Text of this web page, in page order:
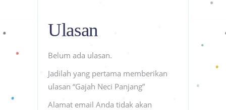
Ulasan
Belum ada ulasan.
Jadilah yang pertama memberikan
ulasan “Gajah Neci Panjang”
Alamat email Anda tidak akan